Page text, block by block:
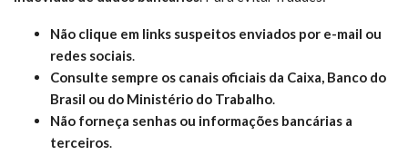
Não clique em links suspeitos enviados por e-mail ou
redes sociais.
Consulte sempre os canais oficiais da Caixa, Banco do
Brasil ou do Ministério do Trabalho.
Não forneça senhas ou informações bancárias a
terceiros.